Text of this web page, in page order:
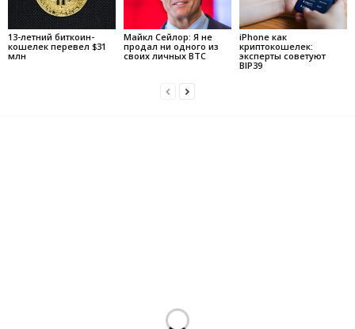
13-летний биткоин-
кошелек перевел $31
млн
Майкл Сейлор: Я не
продал ни одного из
своих личных BTC
iPhone как
криптокошелек:
эксперты советуют
BIP39